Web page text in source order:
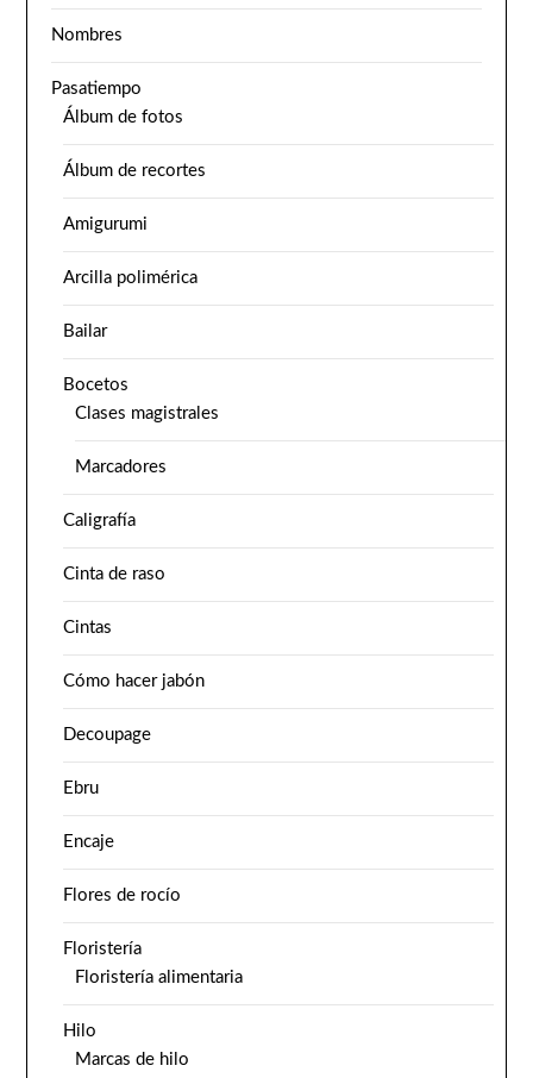
Nombres
Pasatiempo
Álbum de fotos
Álbum de recortes
Amigurumi
Arcilla polimérica
Bailar
Bocetos
Clases magistrales
Marcadores
Caligrafía
Cinta de raso
Cintas
Cómo hacer jabón
Decoupage
Ebru
Encaje
Flores de rocío
Floristería
Floristería alimentaria
Hilo
Marcas de hilo